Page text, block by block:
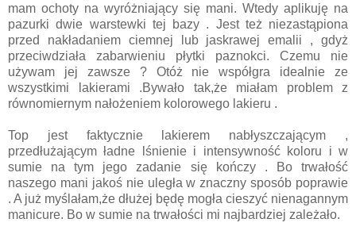
mam ochoty na wyróżniający się mani. Wtedy aplikuję na
pazurki dwie warstewki tej bazy . Jest też niezastąpiona
przed nakładaniem ciemnej lub jaskrawej emalii , gdyż
przeciwdziała zabarwieniu płytki paznokci. Czemu nie
używam jej zawsze ? Otóż nie współgra idealnie ze
wszystkimi lakierami .Bywało tak,że miałam problem z
równomiernym nałożeniem kolorowego lakieru .
Top jest faktycznie lakierem nabłyszczającym ,
przedłużającym ładne lśnienie i intensywność koloru i w
sumie na tym jego zadanie się kończy . Bo trwałość
naszego mani jakoś nie uległa w znaczny sposób poprawie
. A już myślałam,że dłużej będę mogła cieszyć nienagannym
manicure. Bo w sumie na trwałości mi najbardziej zależało.